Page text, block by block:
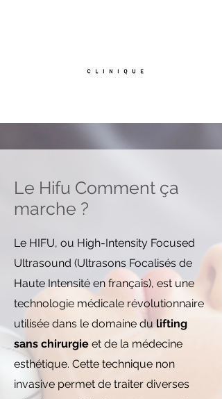
Le Hifu Comment ça
marche ?
Le HIFU, ou High-Intensity Focused
Ultrasound (Ultrasons Focalisés de
Haute Intensité en français), est une
technologie médicale révolutionnaire
utilisée dans le domaine du lifting
sans chirurgie et de la médecine
esthétique. Cette technique non
invasive permet de traiter diverses